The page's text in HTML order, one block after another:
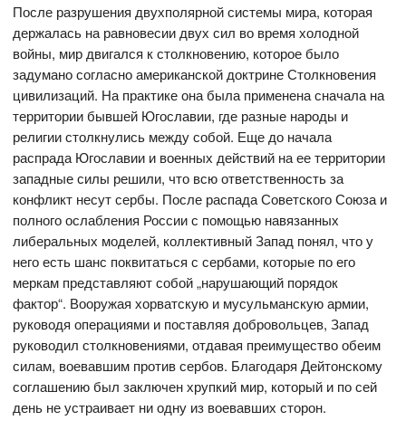
После разрушения двухполярной системы мира, которая
держалась на равновесии двух сил во время холодной
войны, мир двигался к столкновению, которое было
задумано согласно американской доктрине Столкновения
цивилизаций. На практике она была применена сначала на
территории бывшей Югославии, где разные народы и
религии столкнулись между собой. Еще до начала
распрада Югославии и военных действий на ее территории
западные силы решили, что всю ответственность за
конфликт несут сербы. После распада Советского Союза и
полного ослабления России с помощью навязанных
либеральных моделей, коллективный Запад понял, что у
него есть шанс поквитаться с сербами, которые по его
меркам представляют собой „нарушающий порядок
фактор“. Вооружая хорватскую и мусульманскую армии,
руководя операциями и поставляя добровольцев, Запад
руководил столкновениями, отдавая преимущество обеим
силам, воевавшим против сербов. Благодаря Дейтонскому
соглашению был заключен хрупкий мир, который и по сей
день не устраивает ни одну из воевавших сторон.